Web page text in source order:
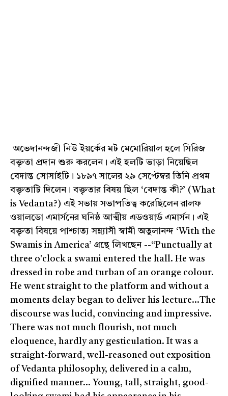
অভেদানন্দজী নিউ ইয়র্কের মট মেমোরিয়াল হলে সিরিজ
বক্তৃতা প্রদান শুরু করলেন। এই হলটি ভাড়া নিয়েছিল
বেদান্ত সোসাইটি। ১৮৯৭ সালের ২৯ সেপ্টেম্বর তিনি প্রথম
বক্তৃতাটি দিলেন। বক্তৃতার বিষয় ছিল ‘বেদান্ত কী?’ (What
is Vedanta?) এই সভায় সভাপতিত্ব করেছিলেন রালফ
ওয়ালডো এমার্সনের ঘনিষ্ঠ আত্মীয় এডওয়ার্ড এমার্সন। এই
বক্তৃতা বিষয়ে পাশ্চাত্য সন্ন্যাসী স্বামী অতুলানন্দ ‘With the
Swamis in America’ গ্রন্থে লিখছেন --“Punctually at
three o'clock a swami entered the hall. He was
dressed in robe and turban of an orange colour.
He went straight to the platform and without a
moments delay began to deliver his lecture...The
discourse was lucid, convincing and impressive.
There was not much flourish, not much
eloquence, hardly any gesticulation. It was a
straight-forward, well-reasoned out exposition
of Vedanta philosophy, delivered in a calm,
dignified manner... Young, tall, straight, good-